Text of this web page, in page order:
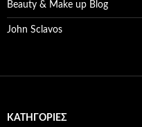
Beauty & Make up Blog
John Sclavos
KΑΤΗΓΟΡΊΕΣ